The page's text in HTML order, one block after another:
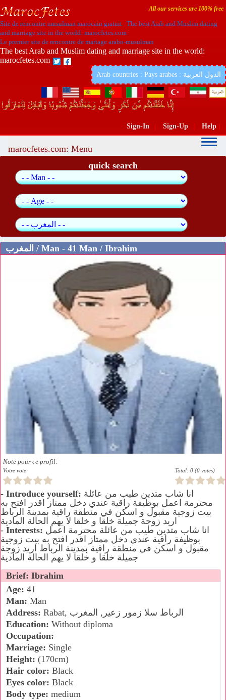
All our services are 100% free
Site de rencontre musulman marocain gratuit The best Arab and Muslim dating
and marriage site in the world: marocfetes.com
Le premier site de rencontre de mariage arabo-musulman
The best Arab and Muslim dating and marriage site in the world:
marocfetes.com
Arab countries : Pays arabes : الدول العربية
Sign-In Sign-Up Help
marocfetes.com: Menu
quick search
المغرب / Man - 41 Man / Ibrahim
Note pour ce profil:
Votre vote: Total: 0 (0 votes)
- Introduce yourself:
محترمة اعمل بوظيفة راقية عندي دخل ممتاز اقدر افتح به
بيت زوجية مقبول و اسكن في منطقة راقية بمدينة الرباط
اريد زوجة جميلة خلقا و خلقا لا يهم الحالة المادية
- Interests:
بوظيفة راقية عندي دخل ممتاز اقدر افتح به بيت زوجية
مقبول و اسكن في منطقة راقية بمدينة الرباط اريد زوجة
جميلة خلقا و خلقا لا يهم الحالة المادية
Brief: Ibrahim
Age: 41
Man: Man
Address:
Rabat, الرباط سلا زمور زعير, المغرب
Education: Without diploma
Occupation:
Marriage: Single
Height: (170cm)
Hair color: Black
Eyes color: Black
Body type: medium